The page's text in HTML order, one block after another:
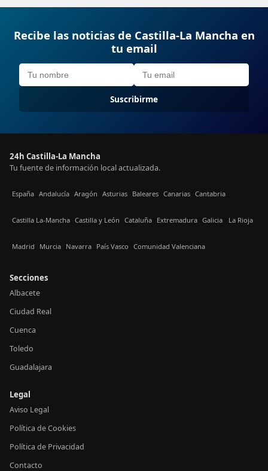
Recibe las noticias de Castilla-La Mancha en
tu email
Suscribirme
24h Castilla-La Mancha
Tu fuente de información local actualizada.
España Andalucía Aragón Asturias Baleares Canarias Cantabria
Castilla La-Mancha Castilla y León Cataluña Extremadura Galicia La Rioja
Madrid Murcia Navarra País Vasco Comunidad Valenciana
Secciones
Albacete
Ciudad Real
Cuenca
Toledo
Guadalajara
Legal
Aviso Legal
Política de Cookies
Política de Privacidad
Contacto